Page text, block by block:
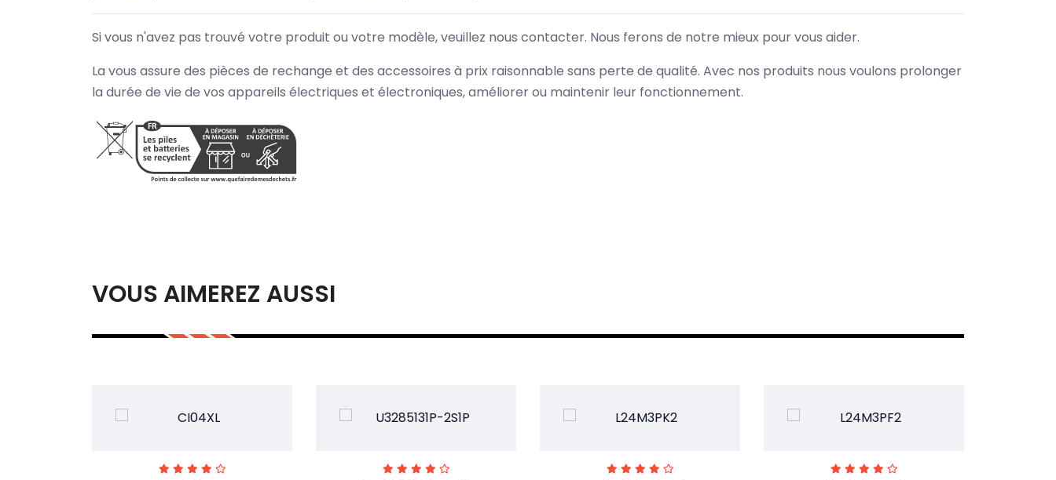
Si vous n'avez pas trouvé votre produit ou votre modèle, veuillez nous contacter. Nous ferons de notre mieux pour vous aider.
La vous assure des pièces de rechange et des accessoires à prix raisonnable sans perte de qualité. Avec nos produits nous voulons prolonger
la durée de vie de vos appareils électriques et électroniques, améliorer ou maintenir leur fonctionnement.
VOUS AIMEREZ AUSSI